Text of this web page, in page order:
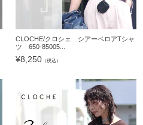
CLOCHE/クロシェ シアーベロアTシャ
ツ 650-85005...
¥8,250 （税込）